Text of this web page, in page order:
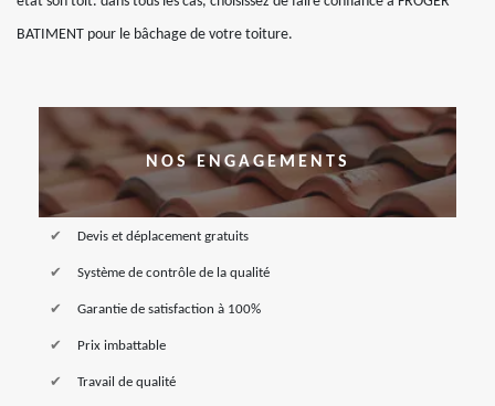
BATIMENT pour le bâchage de votre toiture.
NOS ENGAGEMENTS
Devis et déplacement gratuits
Système de contrôle de la qualité
Garantie de satisfaction à 100%
Prix imbattable
Travail de qualité